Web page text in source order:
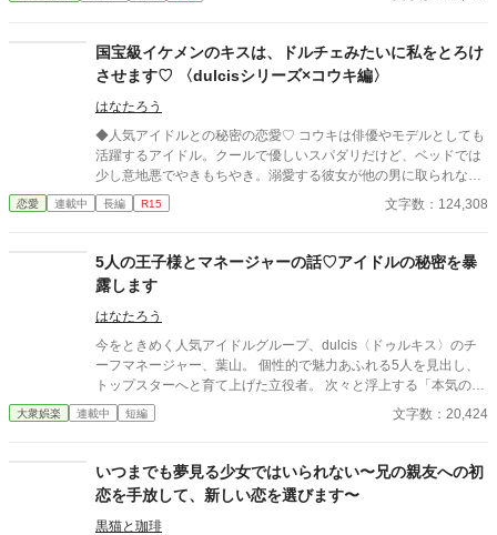
シリーズも合わせてご覧ください
は、恋人の愛香に甘く縋り始める。 「……ずっとそばにいて」
私だけの体温。 さらに果恋は、愛香の従兄でクリニック院長の克
哉にも近づいて――。 元カノ、執着、嫉妬、独占欲。 愛が重すぎ
る美容系アイドルとの、甘く危うい溺愛ラブ。 恋人であり推しで
もある、アラタのほろ苦い過去。 愛香はアラタを癒したい、守り
たいと強く願う。 〈お知らせ〉 前作を読んでなくても分かるよう
にしておりますが、読んでいただけると、世界観がよりよく伝わ
ります。 「美容系アイドルは、甘い吐息で私を溺愛する♡ 推しの
秘密は蜜の味」 https://www.alphapolis.co.jp/novel/411579529/53
0021981
国宝級イケメンのキスは、ドルチェみたいに私をとろけ
させます♡ 〈dulcisシリーズ×コウキ編〉
はなたろう
◆人気アイドルとの秘密の恋愛♡ コウキは俳優やモデルとしても
活躍するアイドル。クールで優しいスパダリだけど、ベッドでは
少し意地悪でやきもちやき。溺愛する彼女が他の男に取られない
かと不安になることも。出会いから交際を経て、甘いキスで溶け
る日々の物語をお届けします。 ◆出会い編あらすじ 都会の片隅に
の男性。カメラが趣味らしい。まさか、その彼が人気アイドル、
dulcis〈ドゥルキス〉のメンバーだとは気づきもしなかった。あ
る日、彼からの「今夜会いたい」と突然のお誘い。 毎日同じだと
思っていた日常、ついに変わるときがきた。 【作者より】 ・章ご
とに完結しているので、長編ですがお好きな章から読んでいただ
いてOKです ・みなさまの心にいる、推しを思いながら読んでく
ださい… ・dulcis〈ドゥルキス〉は5人組アイドル。他のメンバー
の物語も合わせてご覧ください ※2026年3月より改稿していきま
す。 一時的に非公開の章になることがあります。内容が大きく変
恋愛 連載中 長編 R15 文字数：124,308
5人の王子様とマネージャーの話♡アイドルの秘密を暴
露します
はなたろう
今をときめく人気アイドルグループ、dulcis〈ドゥルキス〉のチ
ーフマネージャー、葉山。 個性的で魅力あふれる5人を見出し、
トップスターへと育て上げた立役者。 次々と浮上する「本気の
恋」の影。心配ごとは尽きない毎日。アイドルにスキャンダルは
厳禁なのに！ イケメンに囲まれて幸せね…？まさか！ トラブルが
5人の王子様に、身も心も振り回される女性マネージャーの、悲
哀と愛の攻防戦。 あんたたち！ 顔がいいからって、わがままがす
ぎるのよ！ ……ねぇ、そこのあなた。私の話を少しだけきいてく
ださらない？ ★1話完結のオムニバス式 ★dulcis〈ドゥルキス〉
大衆娯楽 連載中 短編 文字数：20,424
いつまでも夢見る少女ではいられない〜兄の親友への初
恋を手放して、新しい恋を選びます〜
黒猫と珈琲